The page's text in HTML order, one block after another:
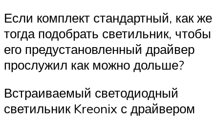
Если комплект стандартный, как же
тогда подобрать светильник, чтобы
его предустановленный драйвер
прослужил как можно дольше?
Встраиваемый светодиодный
светильник Kreonix с драйвером